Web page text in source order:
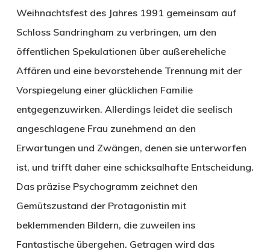
Weihnachtsfest des Jahres 1991 gemeinsam auf
Schloss Sandringham zu verbringen, um den
öffentlichen Spekulationen über außereheliche
Affären und eine bevorstehende Trennung mit der
Vorspiegelung einer glücklichen Familie
entgegenzuwirken. Allerdings leidet die seelisch
angeschlagene Frau zunehmend an den
Erwartungen und Zwängen, denen sie unterworfen
ist, und trifft daher eine schicksalhafte Entscheidung.
Das präzise Psychogramm zeichnet den
Gemütszustand der Protagonistin mit
beklemmenden Bildern, die zuweilen ins
Fantastische übergehen. Getragen wird das